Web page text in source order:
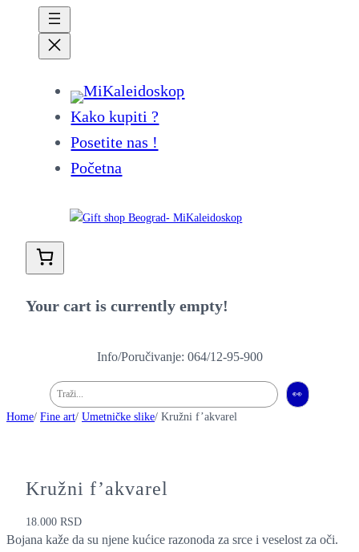
Kako kupiti ?
Posetite nas !
Početna
Your cart is currently empty!
Info/Poručivanje: 064/12-95-900
Pretraga 👀
Home/ Fine art/ Umetničke slike/ Kružni f’akvarel
Kružni f’akvarel
18.000RSD
Bojana kaže da su njene kućice razonoda za srce i veselost za oči.